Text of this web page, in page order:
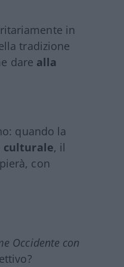
in
tradizione
dare alla
quando la
culturale, il
con
Occidente con